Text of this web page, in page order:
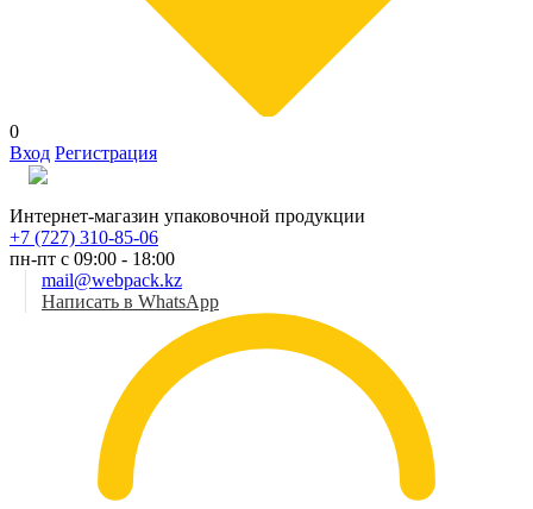
0
Вход Регистрация
Интернет-магазин упаковочной продукции
+7 (727) 310-85-06
пн-пт с 09:00 - 18:00
mail@webpack.kz
Написать в WhatsApp